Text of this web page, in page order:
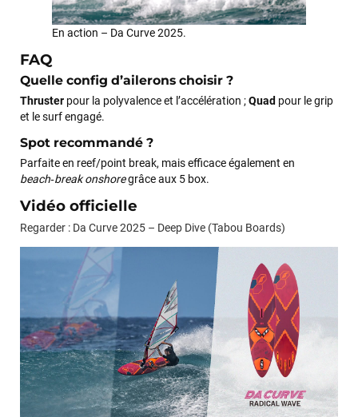
En action – Da Curve 2025.
FAQ
Quelle config d’ailerons choisir ?
Thruster pour la polyvalence et l’accélération ;Quad pour le grip
et le surf engagé.
Spot recommandé ?
Parfaite en reef/point break, mais efficace également en
beach‑break onshoregrâce aux 5 box.
Vidéo officielle
Regarder : Da Curve 2025 – Deep Dive (Tabou Boards)
L'envoi a été rapide. La voile est arrivée en super état.
Mauruuru roa.
VOIR TOUS LES AVIS